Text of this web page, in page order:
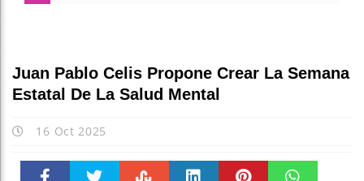
Juan Pablo Celis Propone Crear La Semana
Estatal De La Salud Mental
16 Oct 2025